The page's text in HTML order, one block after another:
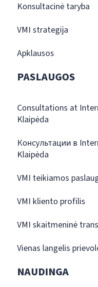
Konsultacinė taryba
VMI strategija
Apklausos
PASLAUGOS
Consultations at
Klaipėda
Консультации в
Klaipėda
VMI teikiamos
VMI kliento profilis
VMI skaitmeninė
Vienas langelis
NAUDINGA